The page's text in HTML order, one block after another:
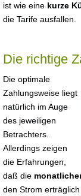
ist wie eine kurze
die Tarife ausfallen.
Die richtige
Die optimale
Zahlungsweise liegt
natürlich im Auge
des jeweiligen
Betrachters.
Allerdings zeigen
die Erfahrungen,
daß die
den Strom